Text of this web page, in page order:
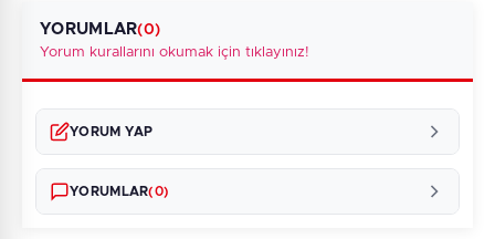
YORUMLAR(0)
Yorum kurallarını okumak için tıklayınız!
YORUM YAP
YORUMLAR(0)